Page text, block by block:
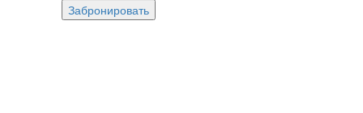
Забронировать